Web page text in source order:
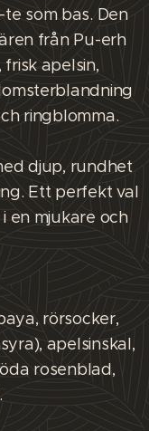
som bas. Den
från Pu-erh
apelsin,
ringblomma.
djup, rundhet
Ett perfekt val
en mjukare och
rörsocker,
apelsinskal,
rosenblad,